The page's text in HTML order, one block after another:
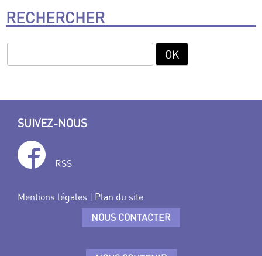
RECHERCHER
SUIVEZ-NOUS
RSS
Mentions légales | Plan du site
NOUS CONTACTER